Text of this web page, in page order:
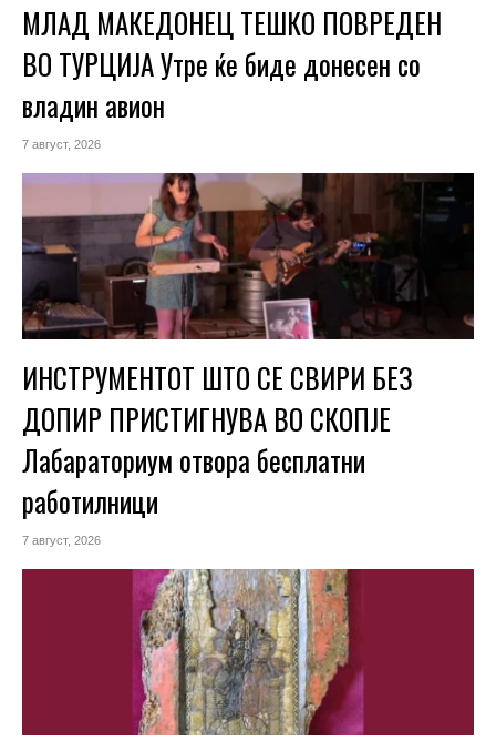
МЛАД МАКЕДОНЕЦ ТЕШКО ПОВРЕДЕН
ВО ТУРЦИЈА Утре ќе биде донесен со
владин авион
7 август, 2026
ИНСТРУМЕНТОТ ШТО СЕ СВИРИ БЕЗ
ДОПИР ПРИСТИГНУВА ВО СКОПЈЕ
Лабараториум отвора бесплатни
работилници
7 август, 2026